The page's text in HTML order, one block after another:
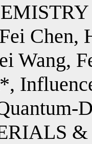
Chen,
Wang,
&